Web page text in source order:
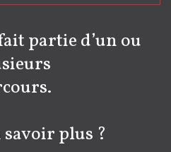
partie d’un ou
plus ?